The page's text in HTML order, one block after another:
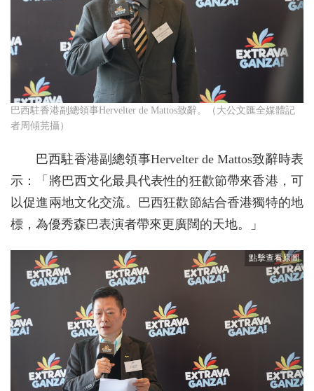
巴西駐香港副總領事Hervelter de Mattos致辭。（大公文匯全媒體記
者周傾芫攝）
巴西駐香港副總領事Hervelter de Mattos致辭時表
示：「將巴西文化最具代表性的狂歡節帶來香港，可
以促進兩地文化交流。巴西狂歡節結合香港獨特的地
標，為優秀森巴表演者帶來更廣闊的天地。」